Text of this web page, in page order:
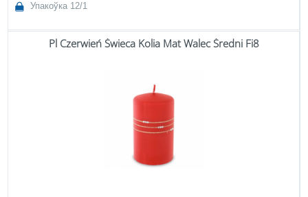
Упакоўка 12/1
Pl Czerwień Świeca Kolia Mat Walec Średni Fi8